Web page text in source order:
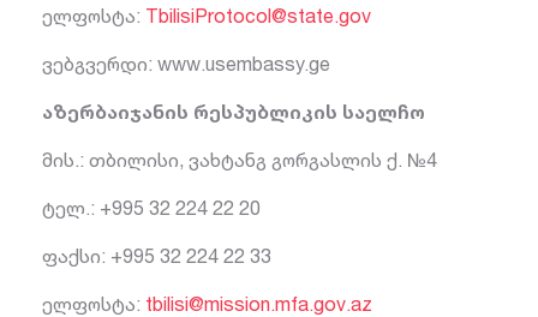
ელფოსტა: TbilisiProtocol@state.gov
ვებგვერდი: www.usembassy.ge
აზერბაიჯანის რესპუბლიკის საელჩო
მის.: თბილისი, ვახტანგ გორგასლის ქ. №4
ტელ.: +995 32 224 22 20
ფაქსი: +995 32 224 22 33
ელფოსტა: tbilisi@mission.mfa.gov.az